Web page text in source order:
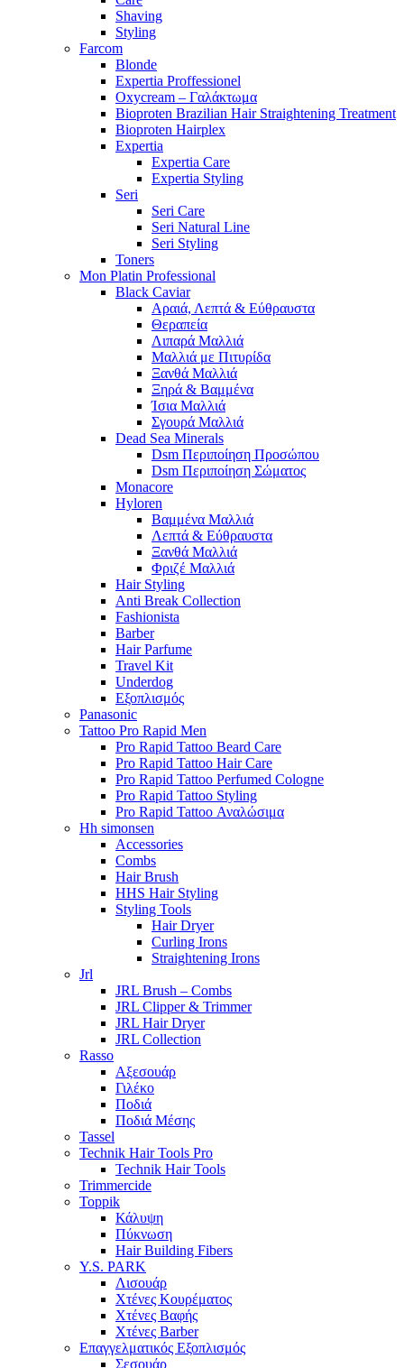
Shaving
Styling
Farcom
Blonde
Expertia Proffessionel
Oxycream – Γαλάκτωμα
Bioproten Brazilian Hair Straightening Treatment
Bioproten Hairplex
Expertia
Expertia Care
Expertia Styling
Seri
Seri Care
Seri Natural Line
Seri Styling
Toners
Mon Platin Professional
Black Caviar
Αραιά, Λεπτά & Εύθραυστα
Θεραπεία
Λιπαρά Μαλλιά
Μαλλιά με Πιτυρίδα
Ξανθά Μαλλιά
Ξηρά & Βαμμένα
Ίσια Μαλλιά
Σγουρά Μαλλιά
Dead Sea Minerals
Dsm Περιποίηση Προσώπου
Dsm Περιποίηση Σώματος
Monacore
Hyloren
Βαμμένα Μαλλιά
Λεπτά & Εύθραυστα
Ξανθά Μαλλιά
Φριζέ Μαλλιά
Hair Styling
Anti Break Collection
Fashionista
Barber
Hair Parfume
Travel Kit
Underdog
Εξοπλισμός
Panasonic
Tattoo Pro Rapid Men
Pro Rapid Tattoo Beard Care
Pro Rapid Tattoo Hair Care
Pro Rapid Tattoo Perfumed Cologne
Pro Rapid Tattoo Styling
Pro Rapid Tattoo Αναλώσιμα
Hh simonsen
Accessories
Combs
Hair Brush
HHS Hair Styling
Styling Tools
Hair Dryer
Curling Irons
Straightening Irons
Jrl
JRL Brush – Combs
JRL Clipper & Trimmer
JRL Hair Dryer
JRL Collection
Rasso
Αξεσουάρ
Γιλέκο
Ποδιά
Ποδιά Μέσης
Tassel
Technik Hair Tools Pro
Technik Hair Tools
Trimmercide
Toppik
Κάλυψη
Πύκνωση
Hair Building Fibers
Y.S. PARK
Λισουάρ
Χτένες Κουρέματος
Χτένες Βαφής
Χτένες Barber
Επαγγελματικός Εξοπλισμός
Σεσουάρ